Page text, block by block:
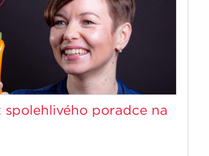
poradce na